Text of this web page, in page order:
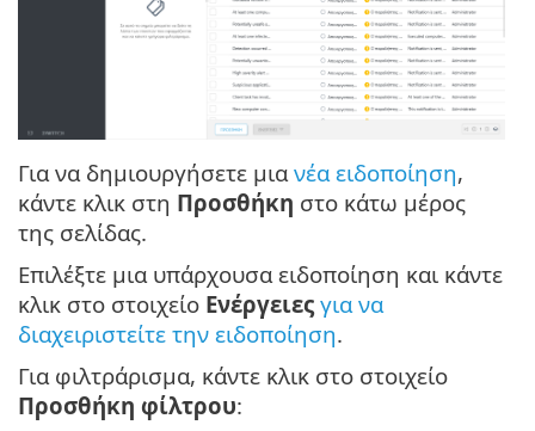
Για να δημιουργήσετε μιανέα ειδοποίηση,
κάντε κλικ στη Προσθήκη στο κάτω μέρος
της σελίδας.
Επιλέξτε μια υπάρχουσα ειδοποίηση και κάντε
κλικ στο στοιχείο Ενέργειες για να
διαχειριστείτε την ειδοποίηση.
Για φιλτράρισμα, κάντε κλικ στο στοιχείο
Προσθήκη φίλτρου: